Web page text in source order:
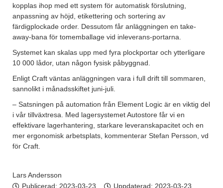
kopplas ihop med ett system för automatisk förslutning,
anpassning av höjd, etikettering och sortering av
färdigplockade order. Dessutom får anläggningen en take-
away-bana för tomemballage vid inleverans-portarna.
Systemet kan skalas upp med fyra plockportar och ytterligare
10 000 lådor, utan någon fysisk påbyggnad.
Enligt Craft väntas anläggningen vara i full drift till sommaren,
sannolikt i månadsskiftet juni-juli.
– Satsningen på automation från Element Logic är en viktig del
i vår tillväxtresa. Med lagersystemet Autostore får vi en
effektivare lagerhantering, starkare leveranskapacitet och en
mer ergonomisk arbetsplats, kommenterar Stefan Persson, vd
för Craft.
Lars Andersson
Publicerad: 2023-03-23 Uppdaterad: 2023-03-23